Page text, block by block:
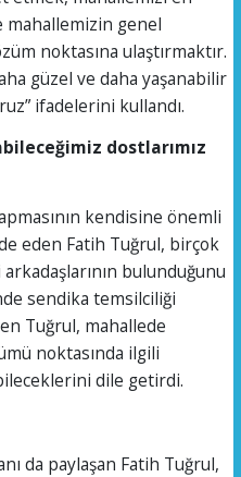
mahallemizin genel
noktasına ulaştırmaktır.
güzel ve daha yaşanabilir
ifadelerini kullandı.
dostlarımız
kendisine önemli
eden Fatih Tuğrul, birçok
bulunduğunu
sendika temsilciliği
Tuğrul, mahallede
noktasında ilgili
dile getirdi.
da paylaşan Fatih Tuğrul,